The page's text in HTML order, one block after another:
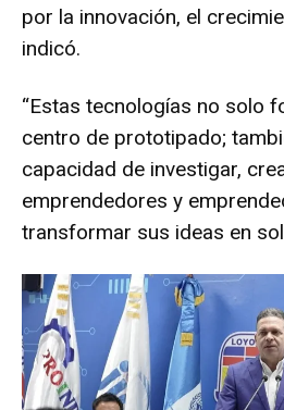
por la innovación, el
indicó.
“Estas tecnologías no solo
centro de prototipado;
capacidad de investigar,
emprendedores y
transformar sus ideas en